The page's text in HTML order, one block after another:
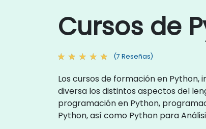
Cursos de
(7 Reseñas)
Los cursos de formación en
diversa los distintos aspectos del
programación en Python,
Python, así como Python para